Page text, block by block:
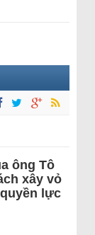
ông Tô
xây vỏ
lực